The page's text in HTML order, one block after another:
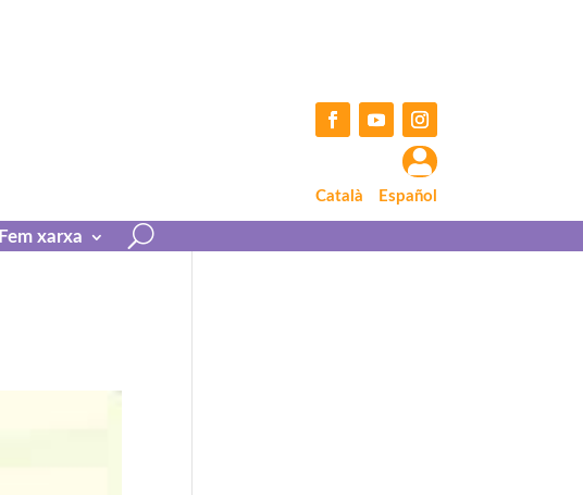
YouTubeInstagram

Català Español
Fem xarxa